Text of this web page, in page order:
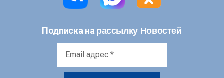
Подписка на рассылку Новостей